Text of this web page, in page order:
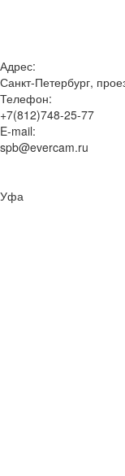
Адрес:
Санкт-Петербург,
Телефон:
+7(812)748-25-77
E-mail:
spb@evercam.ru
Уфа